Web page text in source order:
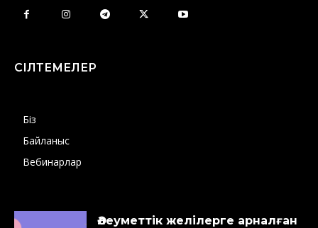
СІЛТЕМЕЛЕР
Біз
Байланыс
Вебинарлар
Әлеуметтік желілерге арналған